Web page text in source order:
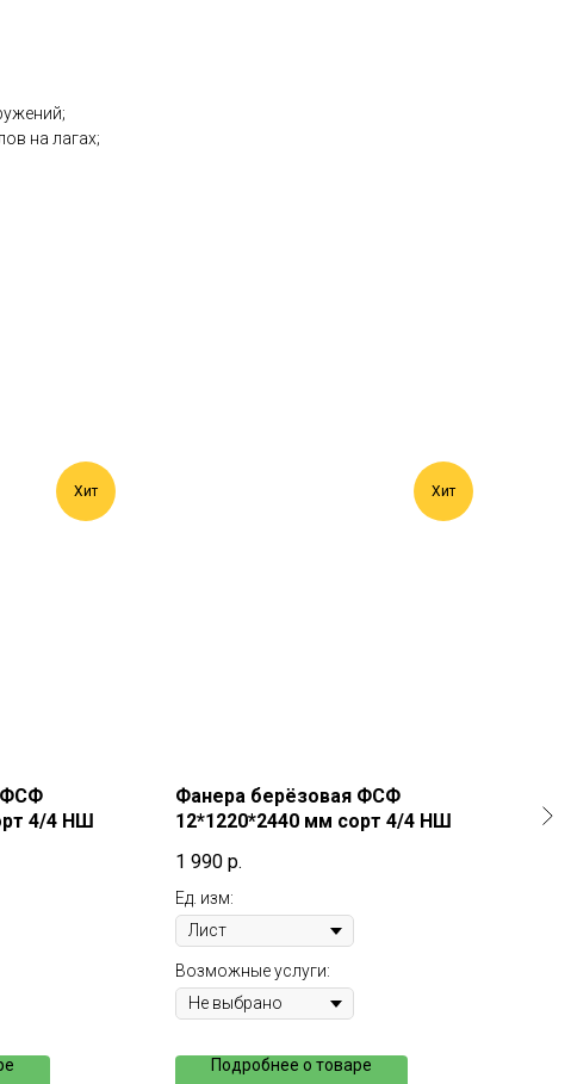
на лагах;
Хит
ФСФ
4/4 НШ
Хит
Фанера берёзовая ФСФ
12*1220*2440 мм сорт 4/4 НШ
1 990 р.
Ед. изм:
Возможные услуги:
Подробнее о товаре